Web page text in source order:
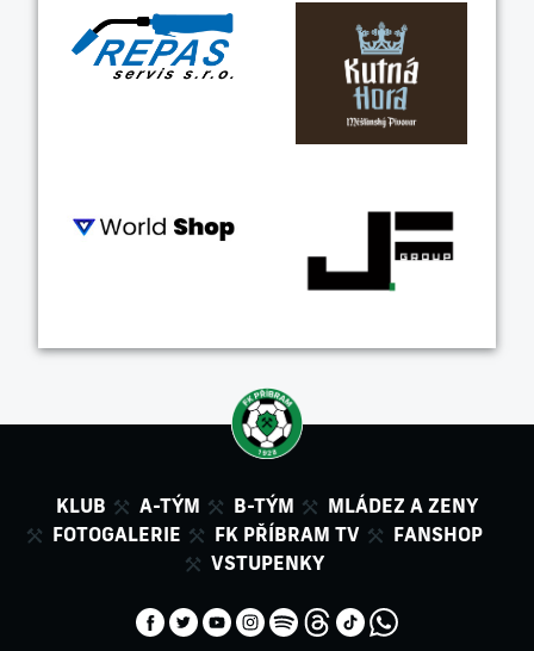
KLUB A-TÝM B-TÝM
MLÁDEZ A ZENY
FOTOGALERIE
FK PŘÍBRAM TV
FANSHOP
VSTUPENKY